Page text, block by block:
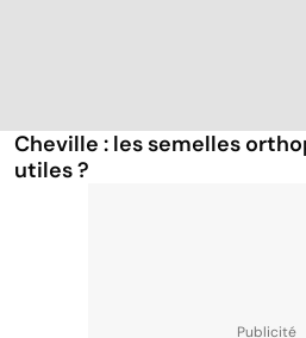
Cheville : les semelles
utiles ?